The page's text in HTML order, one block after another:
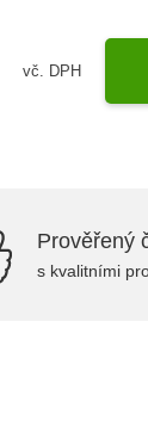
vč. DPH
Prověřený
s kvalitními